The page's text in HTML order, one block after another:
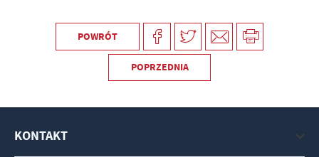
POWRÓT
POPRZEDNIA
KONTAKT